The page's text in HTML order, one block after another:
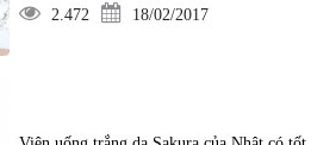
2.472
18/02/2017